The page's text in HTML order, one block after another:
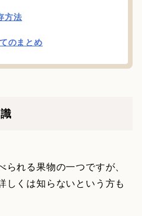
方法
のまとめ
れる果物の一つですが、
しくは知らないという方も